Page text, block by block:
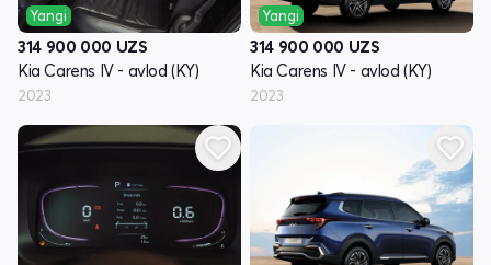
Yangi
314 900 000 UZS
Kia Carens IV - avlod (KY)
2023
Yangi
314 900 000 UZS
Kia Carens IV - avlod (KY)
2023